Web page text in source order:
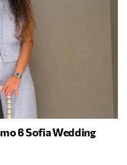
в Sofia Wedding